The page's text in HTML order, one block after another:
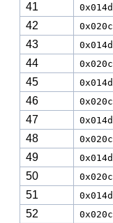
41 0x014d
42 0x020c
43 0x014d
44 0x020c
45 0x014d
46 0x020c
47 0x014d
48 0x020c
49 0x014d
50 0x020c
51 0x014d
52 0x020c